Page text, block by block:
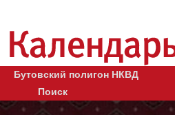
Бутовский полигон НКВД
Поиск